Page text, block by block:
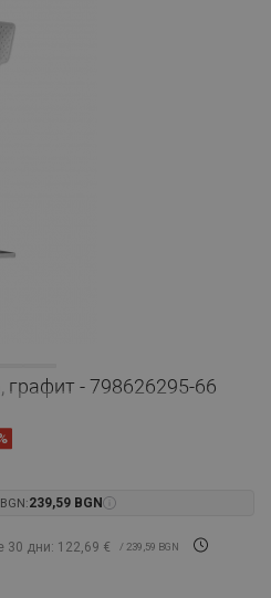
графит - 798626295-66
239,59 BGN
30 дни: 122,69 € / 239,59 BGN